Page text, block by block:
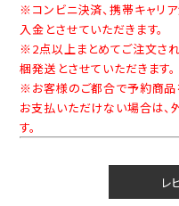
※コンビニ決済、携帯キャリ
入金とさせていただきます。
※2点以上まとめてご注文さ
梱発送とさせていただきます。
※お客様のご都合で予約商品
お支払いただけない場合は
す。
レ